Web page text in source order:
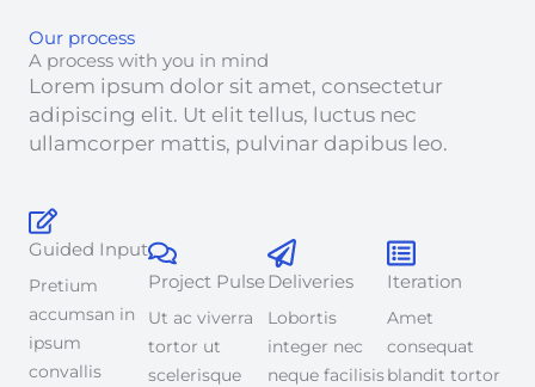
Our process
A process with you in mind
Lorem ipsum dolor sit amet, consectetur
adipiscing elit. Ut elit tellus, luctus nec
ullamcorper mattis, pulvinar dapibus leo.
Guided Input
Pretium
accumsan in
ipsum
convallis
Project Pulse
Ut ac viverra
tortor ut
scelerisque
Deliveries
Lobortis
integer nec
neque facilisis
Iteration
Amet
consequat
blandit tortor